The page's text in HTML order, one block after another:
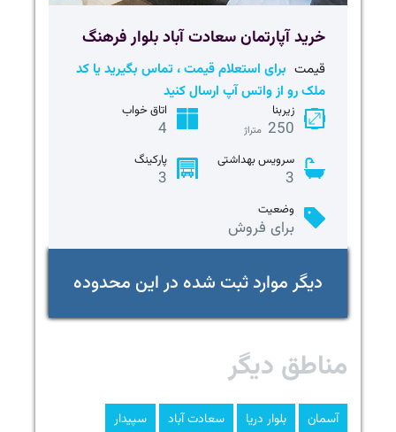
خرید آپارتمان سعادت آباد بلوار فرهنگ
قیمت برای استعلام قیمت ، تماس بگیرید یا کد
ملک رو از واتس آپ ارسال کنید
زیربنا
250 متراژ
اتاق خواب
4
سرویس بهداشتی
3
پارکینگ
3
وضعیت
برای فروش
دیگر موارد ثبت شده در این محدوده
مناطق دیگر
آسمان بلوار دریا سعادت آباد
سپیدار